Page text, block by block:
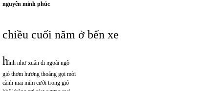
nguyễn minh phúc
chiều cuối năm ở bến xe
hình như xuân đi ngoài ngõ
gió thơm hương thoảng gọi mời
cành mai mỉm cười trong gió